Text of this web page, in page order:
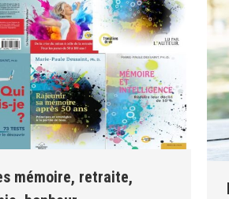
mémoire, retraite,